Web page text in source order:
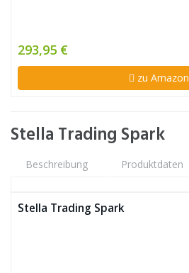
293,95 €
zu Amazon
Stella Trading Spark
Beschreibung Produktdaten
Stella Trading Spark